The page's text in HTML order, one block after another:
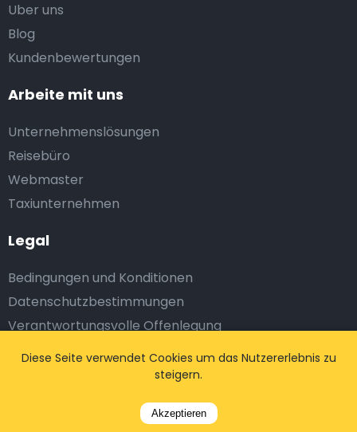
Uber uns
Blog
Kundenbewertungen
Arbeite mit uns
Unternehmenslösungen
Reisebüro
Webmaster
Taxiunternehmen
Legal
Bedingungen und Konditionen
Datenschutzbestimmungen
Verantwortungsvolle Offenlegung
Anmeldung Partner
Diese Seite verwendet Cookies um das Nutzererlebnis zu
steigern.
Akzeptieren